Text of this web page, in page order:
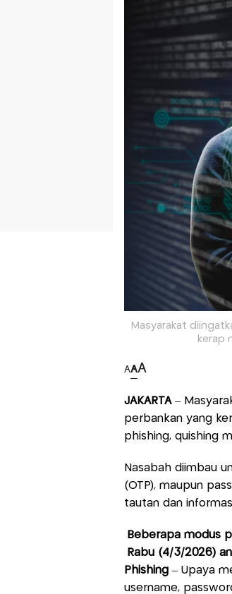
Masyarakat
kerap
AAA
JAKARTA –
perbankan yang
phishing, quishing
Nasabah diimbau
(OTP), maupun
tautan dan
Beberapa modus
Rabu (4/3/2026)
Phishing– Upaya
username,